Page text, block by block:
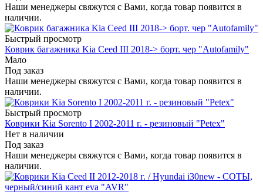
Наши менеджеры свяжутся с Вами, когда товар появится в
наличии.
Быстрый просмотр
Коврик багажника Kia Ceed III 2018-> борт. чер "Autofamily"
Мало
Под заказ
Наши менеджеры свяжутся с Вами, когда товар появится в
наличии.
Быстрый просмотр
Коврики Kia Sorento I 2002-2011 г. - резиновый "Petex"
Нет в наличии
Под заказ
Наши менеджеры свяжутся с Вами, когда товар появится в
наличии.